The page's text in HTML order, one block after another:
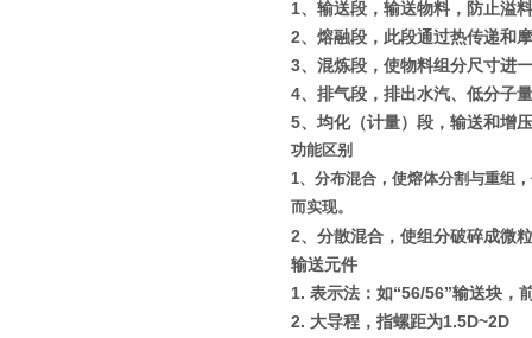
1、输送段，输送物料，防止溢
2、熔融段，此段通过热传递和
3、混炼段，使物料组分尺寸进
4、排气段，排出水汽、低分子
5、均化（计量）段，输送和增
功能区别
1、分布混合，使熔体分割与重组
而实现。
2、分散混合，使组分破碎成微
输送元件
1. 表示法：如“56/56”输送块，
2. 大导程，指螺距为1.5D~2D